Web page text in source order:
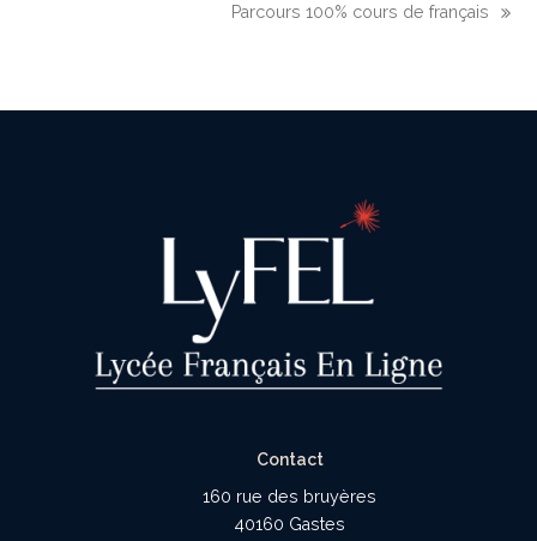
Parcours 100% cours de français
Contact
160 rue des bruyères
40160 Gastes